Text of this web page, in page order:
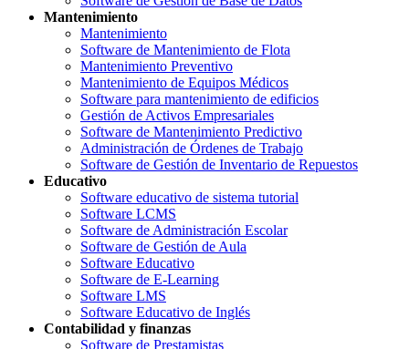
Mantenimiento
Mantenimiento
Software de Mantenimiento de Flota
Mantenimiento Preventivo
Mantenimiento de Equipos Médicos
Software para mantenimiento de edificios
Gestión de Activos Empresariales
Software de Mantenimiento Predictivo
Administración de Órdenes de Trabajo
Software de Gestión de Inventario de Repuestos
Educativo
Software educativo de sistema tutorial
Software LCMS
Software de Administración Escolar
Software de Gestión de Aula
Software Educativo
Software de E-Learning
Software LMS
Software Educativo de Inglés
Contabilidad y finanzas
Software de Prestamistas